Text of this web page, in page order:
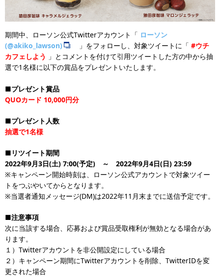
期間中、ローソン公式Twitterアカウント「 ローソン
(@akiko_lawson)
」をフォローし、対象ツイートに「 #ウチ
カフェしよう
」とコメントを付けて引用ツイートした方の中から抽
選で1名様に以下の賞品をプレゼントいたします。
■プレゼント賞品
QUOカード 10,000円分
■プレゼント人数
抽選で1名様
■リツイート期間
2022年9月3日(土) 7:00(予定) ～ 2022年9月4日(日) 23:59
※キャンペーン開始時刻は、ローソン公式アカウントで対象ツイー
トをつぶやいてからとなります。
※当選者通知メッセージ(DM)は2022年11月末までに送信予定です。
■注意事項
次に当該する場合、応募および賞品受取権利が無効となる場合があ
ります。
１）Twitterアカウントを非公開設定にしている場合
２）キャンペーン期間にTwitterアカウントを削除、TwitterIDを変
更された場合